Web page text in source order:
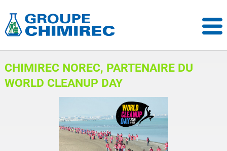
CHIMIREC NOREC, PARTENAIRE DU
WORLD CLEANUP DAY